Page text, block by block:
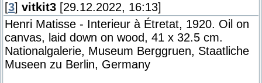
[3] vitkit3 [29.12.2022, 16:13]
Henri Matisse - Interieur à Étretat, 1920. Oil on
canvas, laid down on wood, 41 x 32.5 cm.
Nationalgalerie, Museum Berggruen, Staatliche
Museen zu Berlin, Germany